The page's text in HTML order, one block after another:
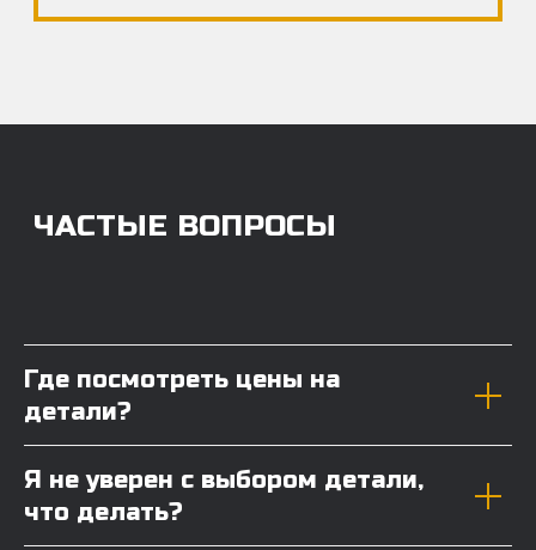
Где посмотреть цены на
детали?
Я не уверен с выбором детали,
что делать?